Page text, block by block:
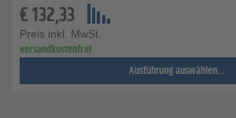
€132,33
Preis inkl. MwSt.
versandkostenfrei
Ausführung auswählen...